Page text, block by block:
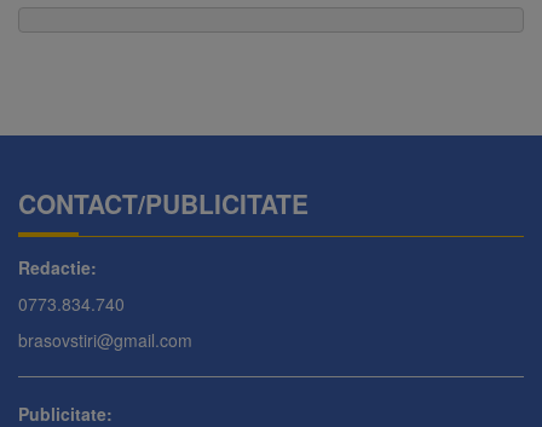
CONTACT/PUBLICITATE
Redactie:
0773.834.740
brasovstiri@gmail.com
Publicitate: